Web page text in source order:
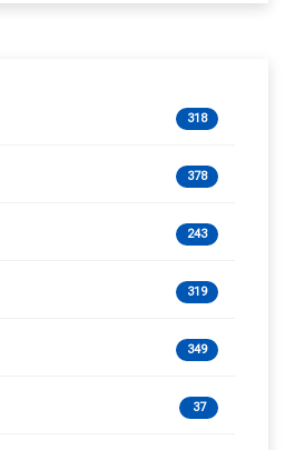
318
378
243
319
349
37